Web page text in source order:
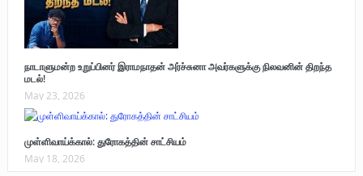
நாடாளுமன்ற உறுப்பினர் இராமநாதன் அர்ச்சுனா அவர்களுக்கு நிலவனின் திறந்த
மடல்!
May 23, 2026
முள்ளிவாய்க்கால்: துரோகத்தின் சாட்சியம்
May 18, 2026